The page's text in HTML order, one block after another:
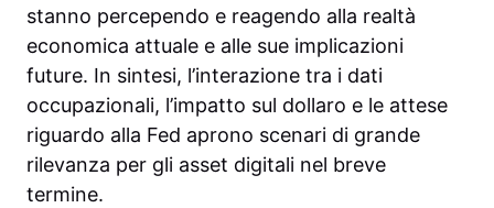
stanno percependo e reagendo alla realtà
economica attuale e alle sue implicazioni
future. In sintesi, l’interazione tra i dati
occupazionali, l’impatto sul dollaro e le attese
riguardo alla Fed aprono scenari di grande
rilevanza per gli asset digitali nel breve
termine.